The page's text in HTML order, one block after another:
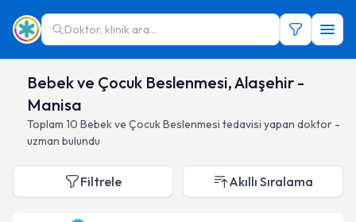
Doktor, klinik ara...
Bebek ve Çocuk Beslenmesi, Alaşehir -
Manisa
Toplam 10 Bebek ve Çocuk Beslenmesi tedavisi yapan doktor -
uzman bulundu
Filtrele Akıllı Sıralama